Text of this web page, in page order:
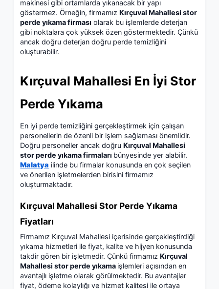
makinesi gibi ortamlarda yıkanacak bir yapı
göstermez. Örneğin, firmamız Kırçuval Mahallesi stor
perde yıkama firması olarak bu işlemlerde deterjan
gibi noktalara çok yüksek özen göstermektedir. Çünkü
ancak doğru deterjan doğru perde temizliğini
oluşturabilir.
Kırçuval Mahallesi En İyi Stor
Perde Yıkama
En iyi perde temizliğini gerçekleştirmek için çalışan
personellerin de özenli bir işlem sağlaması önemlidir.
Doğru personeller ancak doğru Kırçuval Mahallesi
stor perde yıkama firmaları bünyesinde yer alabilir.
Malatya ilinde bu firmalar konusunda en çok seçilen
ve önerilen işletmelerden birisini firmamız
oluşturmaktadır.
Kırçuval Mahallesi Stor Perde Yıkama
Fiyatları
Firmamız Kırçuval Mahallesi içerisinde gerçekleştirdiği
yıkama hizmetleri ile fiyat, kalite ve hijyen konusunda
takdir gören bir işletmedir. Çünkü firmamız Kırçuval
Mahallesi stor perde yıkama işlemleri açısından en
avantajlı işletme olarak görülmektedir. Bu avantajlar
fiyat, ödeme kolaylığı ve hizmet kalitesi ile ortaya